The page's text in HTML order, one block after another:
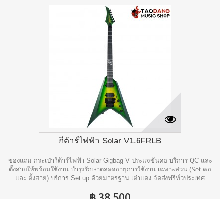
กีต้าร์ไฟฟ้า Solar V1.6FRLB
ของแถม กระเป่ากีต้าร์ไฟฟ้า Solar Gigbag V ประแจขันคอ บริการ QC และ
ตั้งสายให้พร้อมใช้งาน บำรุงรักษาตลอดอายุการใช้งาน เฉพาะส่วน (Set คอ
และ ตั้งสาย) บริการ Set up ด้วยมาตรฐาน เต่าแดง จัดส่งฟรีทั่วประเทศ